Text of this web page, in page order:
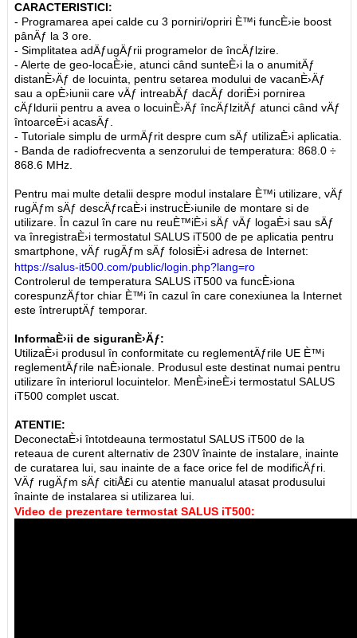
CARACTERISTICI:
- Programarea apei calde cu 3 porniri/opriri È™i funcÈ›ie boost
pânÄƒ la 3 ore.
- Simplitatea adÄƒugÄƒrii programelor de încÄƒlzire.
- Alerte de geo-locaÈ›ie, atunci când sunteÈ›i la o anumitÄƒ
distanÈ›Äƒ de locuinta, pentru setarea modului de vacanÈ›Äƒ
sau a opÈ›iunii care vÄƒ intreabÄƒ dacÄƒ doriÈ›i pornirea
cÄƒldurii pentru a avea o locuinÈ›Äƒ încÄƒlzitÄƒ atunci când vÄƒ
întoarceÈ›i acasÄƒ.
- Tutoriale simplu de urmÄƒrit despre cum sÄƒ utilizaÈ›i aplicatia.
- Banda de radiofrecventa a senzorului de temperatura: 868.0 ÷
868.6 MHz.
Pentru mai multe detalii despre modul instalare È™i utilizare, vÄƒ
rugÄƒm sÄƒ descÄƒrcaÈ›i instrucÈ›iunile de montare si de
utilizare. În cazul în care nu reuÈ™iÈ›i sÄƒ vÄƒ logaÈ›i sau sÄƒ
va înregistraÈ›i termostatul SALUS iT500 de pe aplicatia pentru
smartphone, vÄƒ rugÄƒm sÄƒ folosiÈ›i adresa de Internet:
https://salus-it500.com/public/login.php?lang=ro
Controlerul de temperatura SALUS iT500 va funcÈ›iona
corespunzÄƒtor chiar È™i în cazul în care conexiunea la Internet
este întreruptÄƒ temporar.
InformaÈ›ii de siguranÈ›Äƒ:
UtilizaÈ›i produsul în conformitate cu reglementÄƒrile UE È™i
reglementÄƒrile naÈ›ionale. Produsul este destinat numai pentru
utilizare în interiorul locuintelor. MenÈ›ineÈ›i termostatul SALUS
iT500 complet uscat.
ATENTIE:
DeconectaÈ›i întotdeauna termostatul SALUS iT500 de la
reteaua de curent alternativ de 230V înainte de instalare, inainte
de curatarea lui, sau inainte de a face orice fel de modificÄƒri.
VÄƒ rugÄƒm sÄƒ citiÅ£i cu atentie manualul atasat produsului
înainte de instalarea si utilizarea lui.
Video de prezentare termostat SALUS iT500: